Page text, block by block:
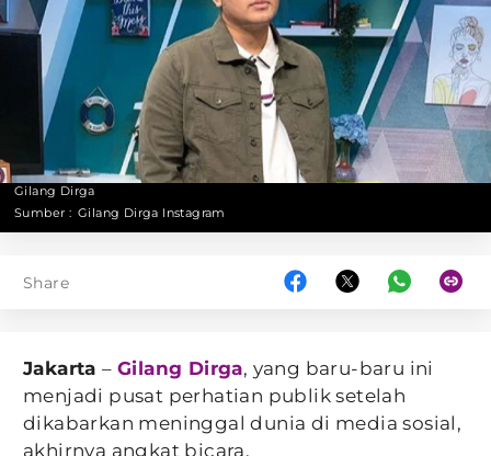
Gilang Dirga
Sumber : Gilang Dirga Instagram
Share
Jakarta–Gilang Dirga, yang baru-baru ini
menjadi pusat perhatian publik setelah
dikabarkan meninggal dunia di media sosial,
akhirnya angkat bicara.